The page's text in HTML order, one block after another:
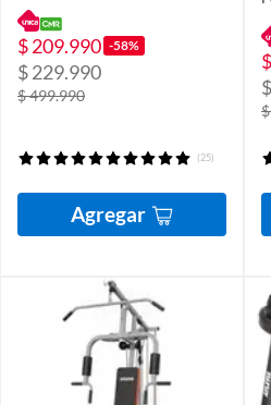
$ 209.990 -58%
$ 229.990
$ 499.990
(25)
Agregar